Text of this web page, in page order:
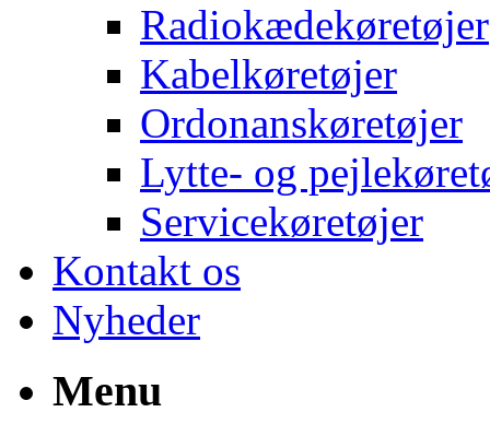
Radiokædekøretøjer
Kabelkøretøjer
Ordonanskøretøjer
Lytte- og
Servicekøretøjer
Kontakt os
Nyheder
Menu